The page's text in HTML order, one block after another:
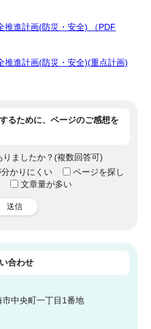
推進計画(防災・安全) （PDF
推進計画(防災・安全)(重点計画)
るために、ページのご感想を
りましたか？(複数回答可)
かりにくい
ページを探し
文章量が多い
送信
合わせ
中央町一丁目1番地